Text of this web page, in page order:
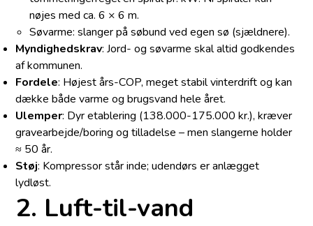
nøjes med ca. 6 × 6 m.
Søvarme: slanger på søbund ved egen sø (sjældnere).
Myndighedskrav: Jord- og søvarme skal altid godkendes
af kommunen.
Fordele: Højest års-COP, meget stabil vinterdrift og kan
dække både varme og brugsvand hele året.
Ulemper: Dyr etablering (138.000-175.000 kr.), kræver
gravearbejde/boring og tilladelse – men slangerne holder
≈ 50 år.
Støj: Kompressor står inde; udendørs er anlægget
lydløst.
2. Luft-til-vand